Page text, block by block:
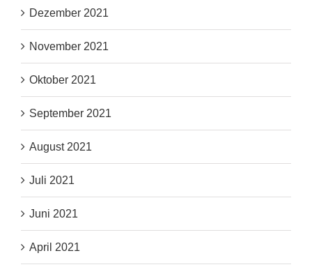
Dezember 2021
November 2021
Oktober 2021
September 2021
August 2021
Juli 2021
Juni 2021
April 2021